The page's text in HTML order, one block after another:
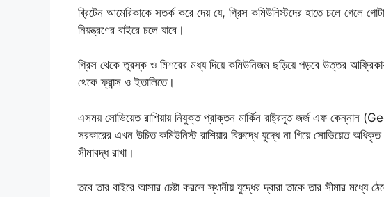
ব্রিটেন আমেরিকাকে সতর্ক করে দেয় যে, গ্রিস কমিউনিস্টদের হাতে চলে গেলে
নিয়ন্ত্রণের বাইরে চলে যাবে।
গ্রিস থেকে তুরস্ক ও মিশরের মধ্য দিয়ে কমিউনিজম ছড়িয়ে পড়বে উত্তর
থেকে ফ্রান্স ও ইতালিতে।
এসময় সোভিয়েত রাশিয়ায় নিযুক্ত প্রাক্তন মার্কিন রাষ্ট্রদূত জর্জ এফ কেন্নান
সরকারের এখন উচিত কমিউনিস্ট রাশিয়ার বিরুদ্ধে যুদ্ধে না গিয়ে সোভিয়েত
সীমাবদ্ধ রাখা।
তবে তার বাইরে আসার চেষ্টা করলে স্থানীয় যুদ্ধের দ্বারা তাকে তার সীমার মধ্যে